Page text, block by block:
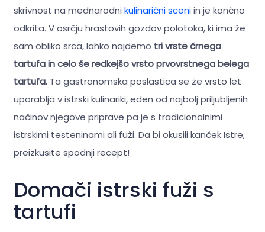
skrivnost na mednarodni kulinarični sceniin je končno
odkrita. V osrčju hrastovih gozdov polotoka, ki ima že
sam obliko srca, lahko najdemo tri vrste črnega
tartufa in celo še redkejšo vrsto prvovrstnega belega
tartufa. Ta gastronomska poslastica se že vrsto let
uporablja v istrski kulinariki, eden od najbolj priljubljenih
načinov njegove priprave pa je s tradicionalnimi
istrskimi testeninami ali fuži. Da bi okusili kanček Istre,
preizkusite spodnji recept!
Domači istrski fuži s
tartufi